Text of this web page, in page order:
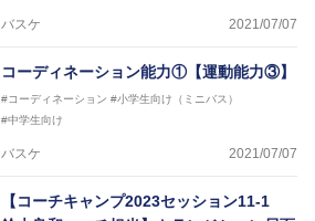
バスケ 2021/07/07
コーディネーション能力①【運動能力③】
#コーディネーション #小学生向け（ミニバス）
#中学生向け
バスケ 2021/07/07
【コーチキャンプ2023セッション11‐1